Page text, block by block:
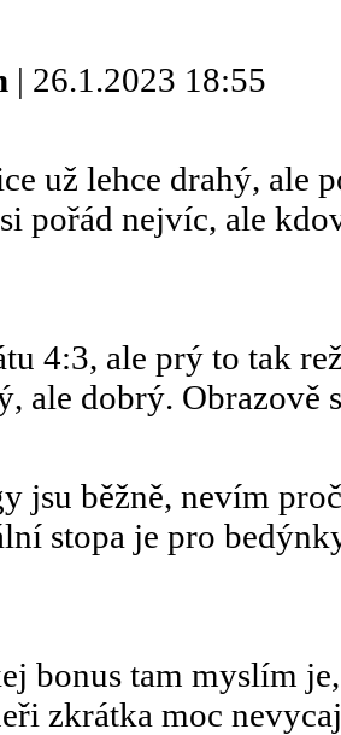
| 26.1.2023 18:55
už lehce drahý, ale
pořád nejvíc, ale
4:3, ale prý to tak
ale dobrý. Obrazově
jsu běžně, nevím
stopa je pro
bonus tam myslím
zkrátka moc